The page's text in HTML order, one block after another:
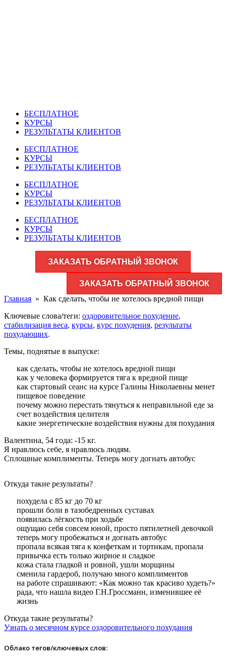
БЕСПЛАТНОЕ
КУРСЫ
РЕЗУЛЬТАТЫ КЛИЕНТОВ
БЕСПЛАТНОЕ
КУРСЫ
РЕЗУЛЬТАТЫ КЛИЕНТОВ
БЕСПЛАТНОЕ
КУРСЫ
РЕЗУЛЬТАТЫ КЛИЕНТОВ
БЕСПЛАТНОЕ
КУРСЫ
РЕЗУЛЬТАТЫ КЛИЕНТОВ
ЗАКАЗАТЬ ОБРАТНЫЙ ЗВОНОК
ЗАКАЗАТЬ ОБРАТНЫЙ ЗВОНОК
Главная » Как сделать, чтобы не хотелось вредной пищи
Ключевые слова/теги: оздоровительное похудение,
стабилизация веса, курсы, курс похудения, результаты
похудающих.
Темы, поднятые в выпуске:
как сделать, чтобы не хотелось вредной пищи
как у человека формируется тяга к вредной пище
как стартовый сеанс на курсе Галины Николаевны менет
пищевое поведение
почему можно перестать тянуться к неправильной еде за
счет воздействия целителя
какие энергетические воздействия нужны для похудания
Валентина, 54 года: -15 кг.
Я нравлюсь себе, я нравлюсь людям.
Сплошные комплименты. Теперь могу догнать автобус
Откуда такие результаты?
похудела с 85 кг до 70 кг
прошли боли в тазобедренных суставах
появилась лёгкость при ходьбе
ощущаю себя совсем юной, просто пятилетней девочкой
теперь могу пробежаться и догнать автобус
пропала всякая тяга к конфеткам и тортикам, пропала
привычка есть только жирное и сладкое
кожа стала гладкой и ровной, ушли морщины
сменила гардероб, получаю много комплиментов
на работе спрашивают: «Как можно так красиво худеть?»
рада, что нашла видео Г.Н.Гроссманн, изменившее её
жизнь
Откуда такие результаты?
Узнать о месячном курсе оздоровительного похудания
Облако тегов/ключевых слов: